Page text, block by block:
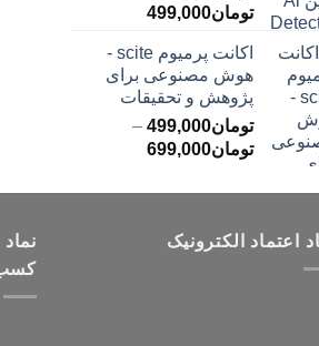
تومان499,000محدوده
تا
تومان499,000
اکانت پرمیوم scite -
هوش مصنوعی برای
پژوهش و تحقیقات
تومان499,000
–
تومان699,000محدوده
تومان499,000
اعتماد الکترونیک
کسب